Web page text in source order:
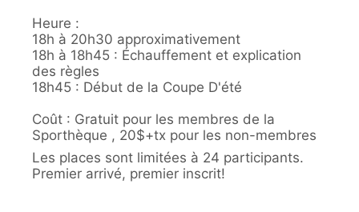
Heure :
18h à 20h30 approximativement
18h à 18h45 : Échauffement et explication
des règles
18h45 : Début de la Coupe D'été
Coût : Gratuit pour les membres de la
Sporthèque , 20$+tx pour les non-membres
Les places sont limitées à 24 participants.
Premier arrivé, premier inscrit!